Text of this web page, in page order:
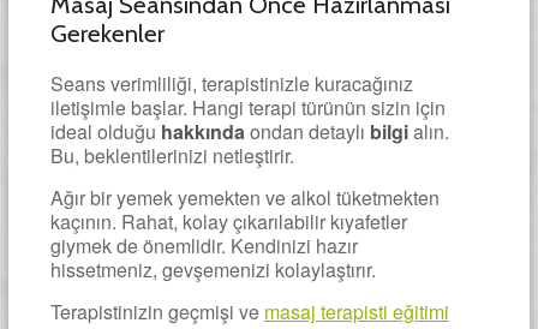
Gerekenler
Seans verimliliği, terapistinizle kuracağınız
iletişimle başlar. Hangi terapi türünün sizin için
ideal olduğu hakkında ondan detaylı bilgialın.
Bu, beklentilerinizi netleştirir.
Ağır bir yemek yemekten ve alkol tüketmekten
kaçının. Rahat, kolay çıkarılabilir kıyafetler
giymek de önemlidir. Kendinizi hazır
hissetmeniz, gevşemenizi kolaylaştırır.
Terapistinizin geçmişi ve masaj terapisti eğitimi